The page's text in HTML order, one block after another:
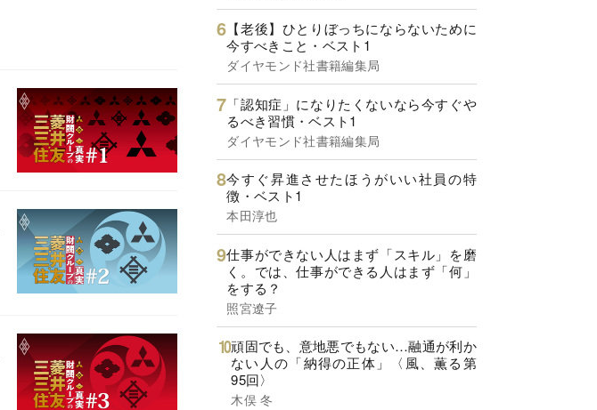
【老後】ひとりぼっちにならないために
今すべきこと・ベスト1
ダイヤモンド社書籍編集局
「認知症」になりたくないなら今すぐや
るべき習慣・ベスト1
ダイヤモンド社書籍編集局
今すぐ昇進させたほうがいい社員の特
徴・ベスト1
本田淳也
仕事ができない人はまず「スキル」を磨
く。では、仕事ができる人はまず「何」
をする？
照宮遼子
頑固でも、意地悪でもない…融通が利か
ない人の「納得の正体」〈風、薫る第
95回〉
木俣 冬